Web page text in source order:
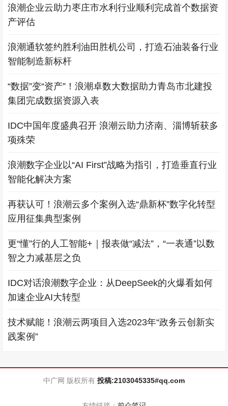
浪潮企业云助力枣庄市水利行业顺利完成首个数据资
产评估
浪潮通软签约胜利油田胜机公司，打造石油装备行业
智能制造新标杆
“数据”变“资产”！浪潮卓数大数据助力青岛市北建投
集团完成数据资源入表
IDC中国年度盛典召开 浪潮云助力济南、淄博斩获多
项殊荣
浪潮数字企业以“AI First”战略为指引，打造垂直行业
智能化解决方案
再获认可！浪潮云多个案例入选“鼎新杯”数字化转型
应用征集典型案例
更“懂”行的人工智能+｜报表做“减法”，“一表通”以数
智之力减基层之负
IDC对话浪潮数字企业：从DeepSeek的火爆看如何
加速企业AI大转型
技术赋能！浪潮云两项目入选2023年“政务云创新实
践案例”
中广网 版权所有 投稿:2103045335#qq.com